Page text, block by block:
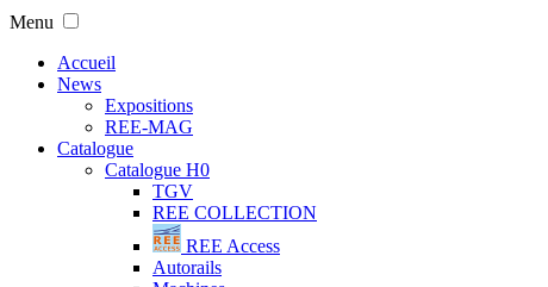
Menu
Accueil
News
Expositions
REE-MAG
Catalogue
Catalogue H0
TGV
REE COLLECTION
REE Access
Autorails